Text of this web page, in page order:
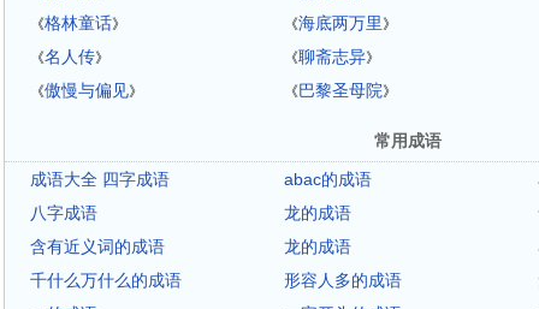
《格林童话》 《海底两万里 》
《名人传》 《聊斋志异》
《傲慢与偏见》 《巴黎圣母院》
常用成语
成语大全 四字成语
abac的成语
八字成语
龙的成语
含有近义词的成语
龙的成语
千什么万什么的成语
形容人多的成语